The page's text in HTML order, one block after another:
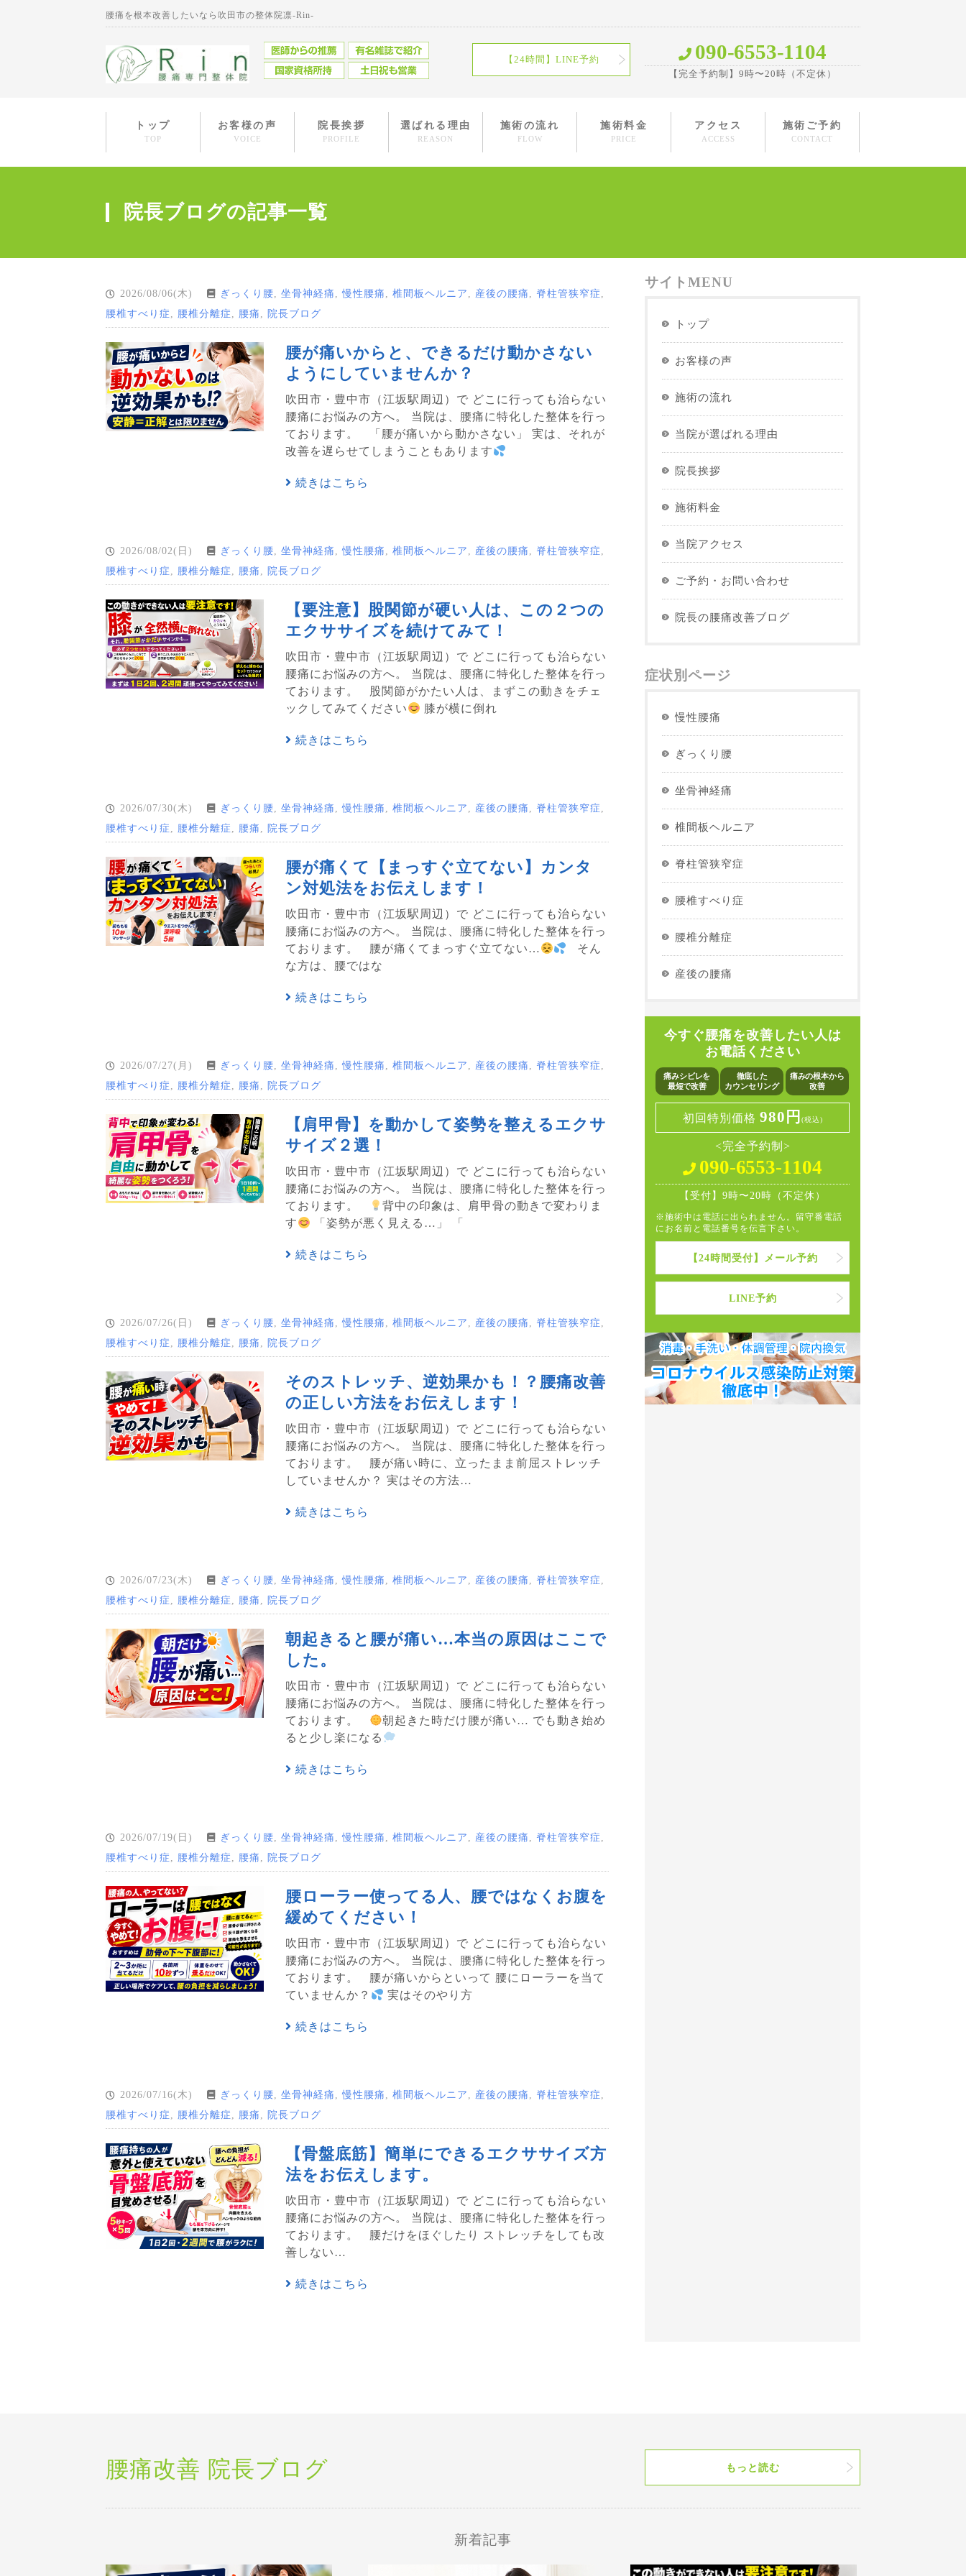
腰痛を根本改善したいなら吹田市の整体院凛-Rin-
【24時間】LINE予約 090-6553-1104
【完全予約制】9時〜20時（不定休）
トップ
TOP
お客様の声
VOICE
院長挨拶
PROFILE
選ばれる理由
REASON
施術の流れ
FLOW
施術料金
PRICE
アクセス
ACCESS
施術ご予約
CONTACT
院長ブログの記事一覧
2026/08/06(木) ぎっくり腰 坐骨神経痛 ,慢性腰痛 椎間板ヘルニア 産後の腰痛 脊柱管狭窄症
腰椎すべり症
腰椎分離症 腰痛 院長ブログ
腰が痛いからと、できるだけ動かさない
ようにしていませんか？
吹田市・豊中市（江坂駅周辺）で どこに行っても治らない
腰痛にお悩みの方へ。 当院は、腰痛に特化した整体を行っ
ております。 「腰が痛いから動かさない」 実は、それが
改善を遅らせてしまうこともあります
続きはこちら
2026/08/02(日) ぎっくり腰 坐骨神経痛 ,慢性腰痛 椎間板ヘルニア 産後の腰痛 脊柱管狭窄症
腰椎すべり症
腰椎分離症 腰痛 院長ブログ
【要注意】股関節が硬い人は、この２つの
エクササイズを続けてみて！
吹田市・豊中市（江坂駅周辺）で どこに行っても治らない
腰痛にお悩みの方へ。 当院は、腰痛に特化した整体を行っ
ております。 股関節がかたい人は、まずこの動きをチェ
ックしてみてください
膝が横に倒れ
続きはこちら
2026/07/30(木) ぎっくり腰 坐骨神経痛 ,慢性腰痛 椎間板ヘルニア 産後の腰痛 脊柱管狭窄症
腰椎すべり症
腰椎分離症 腰痛 院長ブログ
腰が痛くて【まっすぐ立てない】カンタ
ン対処法をお伝えします！
吹田市・豊中市（江坂駅周辺）で どこに行っても治らない
腰痛にお悩みの方へ。 当院は、腰痛に特化した整体を行っ
ております。 腰が痛くてまっすぐ立てない…
そん
な方は、腰ではな
続きはこちら
2026/07/27(月) ぎっくり腰 坐骨神経痛 ,慢性腰痛 椎間板ヘルニア 産後の腰痛 脊柱管狭窄症
腰椎すべり症
腰椎分離症 腰痛 院長ブログ
【肩甲骨】を動かして姿勢を整えるエクサ
サイズ２選！
吹田市・豊中市（江坂駅周辺）で どこに行っても治らない
腰痛にお悩みの方へ。 当院は、腰痛に特化した整体を行っ
ております。
背中の印象は、肩甲骨の動きで変わりま
す
「姿勢が悪く見える…」 「
続きはこちら
2026/07/26(日) ぎっくり腰 坐骨神経痛 ,慢性腰痛 椎間板ヘルニア 産後の腰痛 脊柱管狭窄症
腰椎すべり症
腰椎分離症 腰痛 院長ブログ
そのストレッチ、逆効果かも！？腰痛改善
の正しい方法をお伝えします！
吹田市・豊中市（江坂駅周辺）で どこに行っても治らない
腰痛にお悩みの方へ。 当院は、腰痛に特化した整体を行っ
ております。 腰が痛い時に、立ったまま前屈ストレッチ
していませんか？ 実はその方法…
続きはこちら
2026/07/23(木) ぎっくり腰 坐骨神経痛 ,慢性腰痛 椎間板ヘルニア 産後の腰痛 脊柱管狭窄症
腰椎すべり症
腰椎分離症 腰痛 院長ブログ
朝起きると腰が痛い…本当の原因はここで
した。
吹田市・豊中市（江坂駅周辺）で どこに行っても治らない
腰痛にお悩みの方へ。 当院は、腰痛に特化した整体を行っ
ております。
朝起きた時だけ腰が痛い… でも動き始め
ると少し楽になる
続きはこちら
2026/07/19(日) ぎっくり腰 坐骨神経痛 ,慢性腰痛 椎間板ヘルニア 産後の腰痛 脊柱管狭窄症
腰椎すべり症
腰椎分離症 腰痛 院長ブログ
腰ローラー使ってる人、腰ではなくお腹を
緩めてください！
吹田市・豊中市（江坂駅周辺）で どこに行っても治らない
腰痛にお悩みの方へ。 当院は、腰痛に特化した整体を行っ
ております。 腰が痛いからといって 腰にローラーを当て
ていませんか？
実はそのやり方
続きはこちら
2026/07/16(木) ぎっくり腰 坐骨神経痛 ,慢性腰痛 椎間板ヘルニア 産後の腰痛 脊柱管狭窄症
腰椎すべり症
腰椎分離症 腰痛 院長ブログ
【骨盤底筋】簡単にできるエクササイズ方
法をお伝えします。
吹田市・豊中市（江坂駅周辺）で どこに行っても治らない
腰痛にお悩みの方へ。 当院は、腰痛に特化した整体を行っ
ております。 腰だけをほぐしたり ストレッチをしても改
善しない…
続きはこちら
サイトMENU
トップ
お客様の声
施術の流れ
当院が選ばれる理由
院長挨拶
施術料金
当院アクセス
ご予約・お問い合わせ
院長の腰痛改善ブログ
症状別ページ
慢性腰痛
ぎっくり腰
坐骨神経痛
椎間板ヘルニア
脊柱管狭窄症
腰椎すべり症
腰椎分離症
産後の腰痛
今すぐ腰痛を改善したい人は
お電話ください
痛みシビレを
最短で改善
徹底した
カウンセリング
痛みの根本から
改善
初回特別価格 980円 (税込)
<完全予約制>
090-6553-1104
【受付】9時〜20時（不定休）
※施術中は電話に出られません。留守番電話
にお名前と電話番号を伝言下さい。
【24時間受付】メール予約
LINE予約
腰痛改善 院長ブログ もっと読む
新着記事